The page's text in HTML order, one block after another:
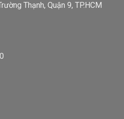
Thạnh, Quận 9, TP.HCM